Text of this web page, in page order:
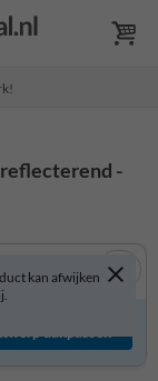
-
kan afwijken
aanpassen